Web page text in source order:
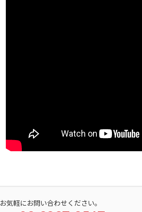
お気軽にお問い合わせください。